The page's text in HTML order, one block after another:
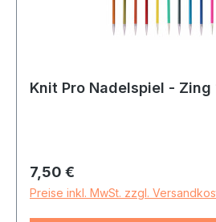
Knit Pro Nadelspiel - Zing
Regulärer Preis:
7,50 €
Preise inkl. MwSt. zzgl.